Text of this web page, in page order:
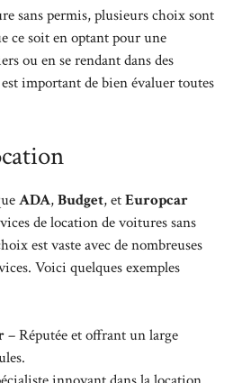
sans permis, plusieurs choix sont
ce soit en optant pour une
ou en se rendant dans des
est important de bien évaluer toutes
ADA,Budget, etEuropcar
de location de voitures sans
est vaste avec de nombreuses
Voici quelques exemples
– Réputée et offrant un large